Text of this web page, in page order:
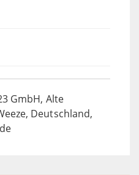
GmbH, Alte
Deutschland,